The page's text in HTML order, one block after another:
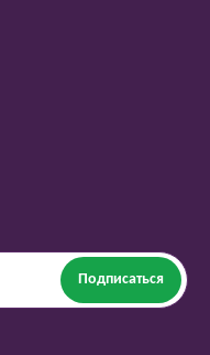
Подписаться